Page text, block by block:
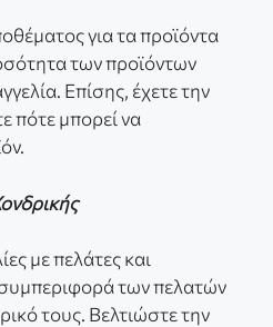
για τα προϊόντα
των προϊόντων
Επίσης, έχετε την
πότε μπορεί να
με πελάτες και
των πελατών
τους. Βελτιώστε την